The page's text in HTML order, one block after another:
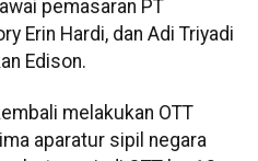
pemasaran PT
Erin Hardi, dan Adi Triyadi
Edison.
melakukan OTT
aparatur sipil negara